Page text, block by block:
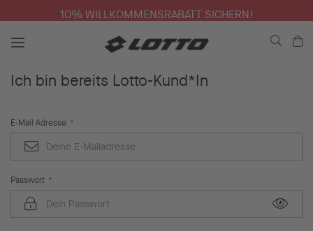
10% WILLKOMMENSRABATT SICHERN!
Ich bin bereits Lotto-Kund*In
E-Mail Adresse
Passwort